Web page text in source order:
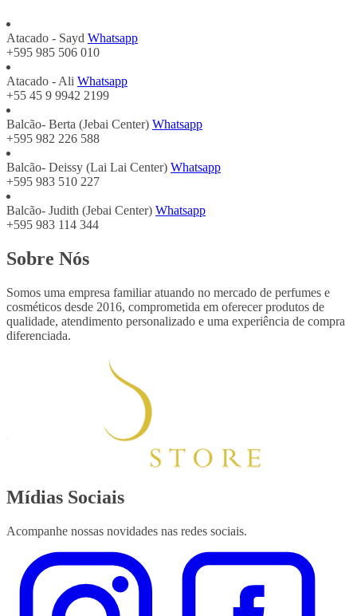
Atacado - Sayd Whatsapp
+595 985 506 010
Atacado - Ali Whatsapp
+55 45 9 9942 2199
Balcão- Berta (Jebai Center) Whatsapp
+595 982 226 588
Balcão- Deissy (Lai Lai Center) Whatsapp
+595 983 510 227
Balcão- Judith (Jebai Center) Whatsapp
+595 983 114 344
Sobre Nós
Somos uma empresa familiar atuando no mercado de perfumes e
cosméticos desde 2016, comprometida em oferecer produtos de
qualidade, atendimento personalizado e uma experiência de compra
diferenciada.
Mídias Sociais
Acompanhe nossas novidades nas redes sociais.